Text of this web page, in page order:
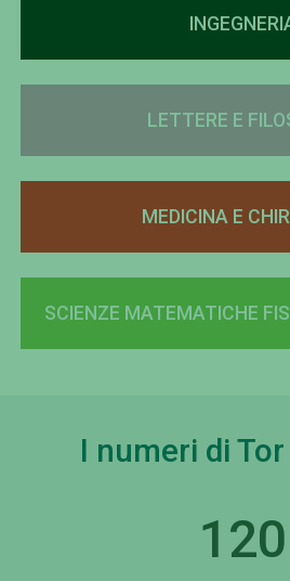
LETTERE E
MEDICINA E
SCIENZE MATEMATICHE
I numeri di
120